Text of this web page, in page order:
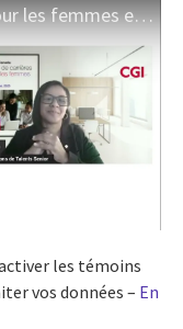
Laboratoire de carrières pour les femmes en TI 2025: un parcours inspirant pour les femmes en TI
les témoins
vos données – En